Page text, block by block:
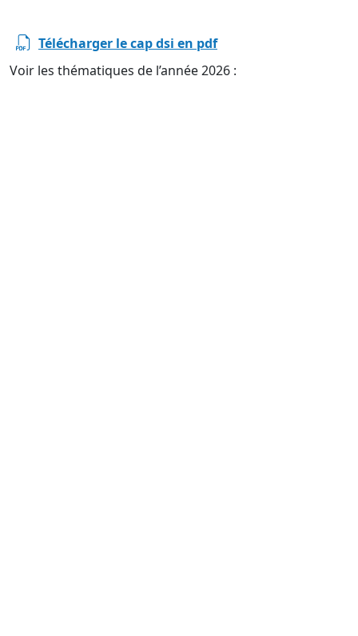
Télécharger le cap dsi en pdf
Voir les thématiques de l’année 2026 :